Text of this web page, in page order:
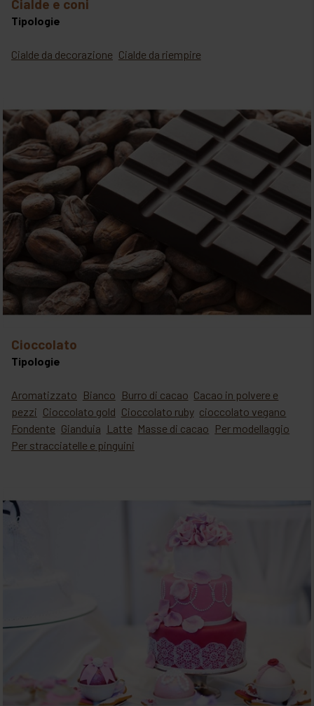
cialde e coni
Tipologie
Cialde da decorazione Cialde da riempire
cioccolato
Tipologie
Aromatizzato Bianco Burro di cacao Cacao in polvere e
pezzi Cioccolato gold Cioccolato ruby cioccolato vegano
Fondente Gianduia Latte Masse di cacao Per modellaggio
Per stracciatelle e pinguini